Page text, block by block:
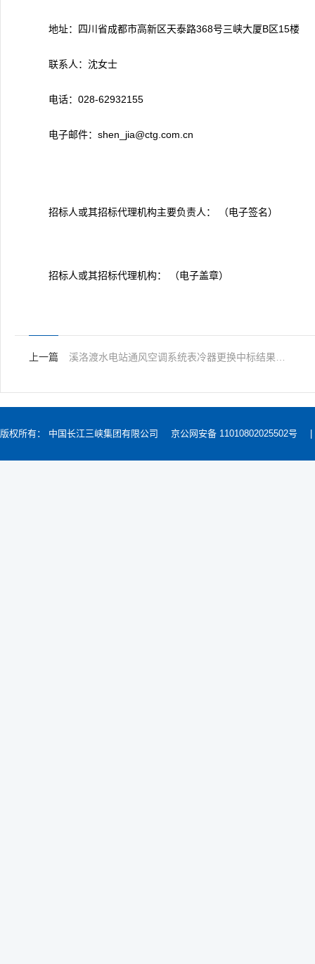
地址：四川省成都市高新区天泰路368号三峡大厦B区15楼
联系人：沈女士
电话：028-62932155
电子邮件：shen_jia@ctg.com.cn
招标人或其招标代理机构主要负责人： （电子签名）
招标人或其招标代理机构： （电子盖章）
上一篇
版权所有： 中国长江三峡集团有限公司 京公网安备 11010802025502号